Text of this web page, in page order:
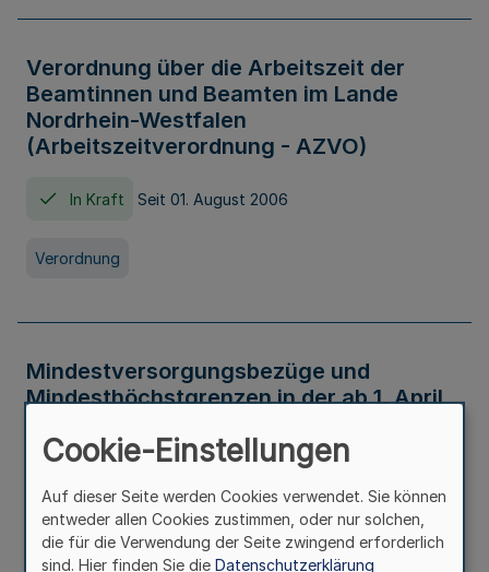
Verordnung über die Arbeitszeit der
Beamtinnen und Beamten im Lande
Nordrhein-Westfalen
(Arbeitszeitverordnung - AZVO)
In Kraft Seit 01. August 2006
Verordnung
Mindestversorgungsbezüge und
Mindesthöchstgrenzen in der ab 1. April
Verwaltungsvorschrift
Cookie-Einstellungen
Auf dieser Seite werden Cookies verwendet. Sie können
entweder allen Cookies zustimmen, oder nur solchen,
die für die Verwendung der Seite zwingend erforderlich
sind. Hier finden Sie die Datenschutzerklärung